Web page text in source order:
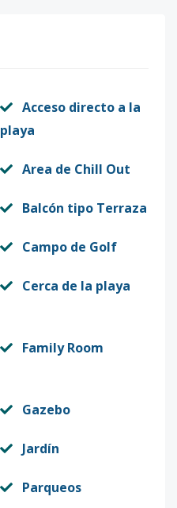
Acceso directo a la
playa
Area de Chill Out
Balcón tipo Terraza
Campo de Golf
Cerca de la playa
Family Room
Gazebo
Jardín
Parqueos